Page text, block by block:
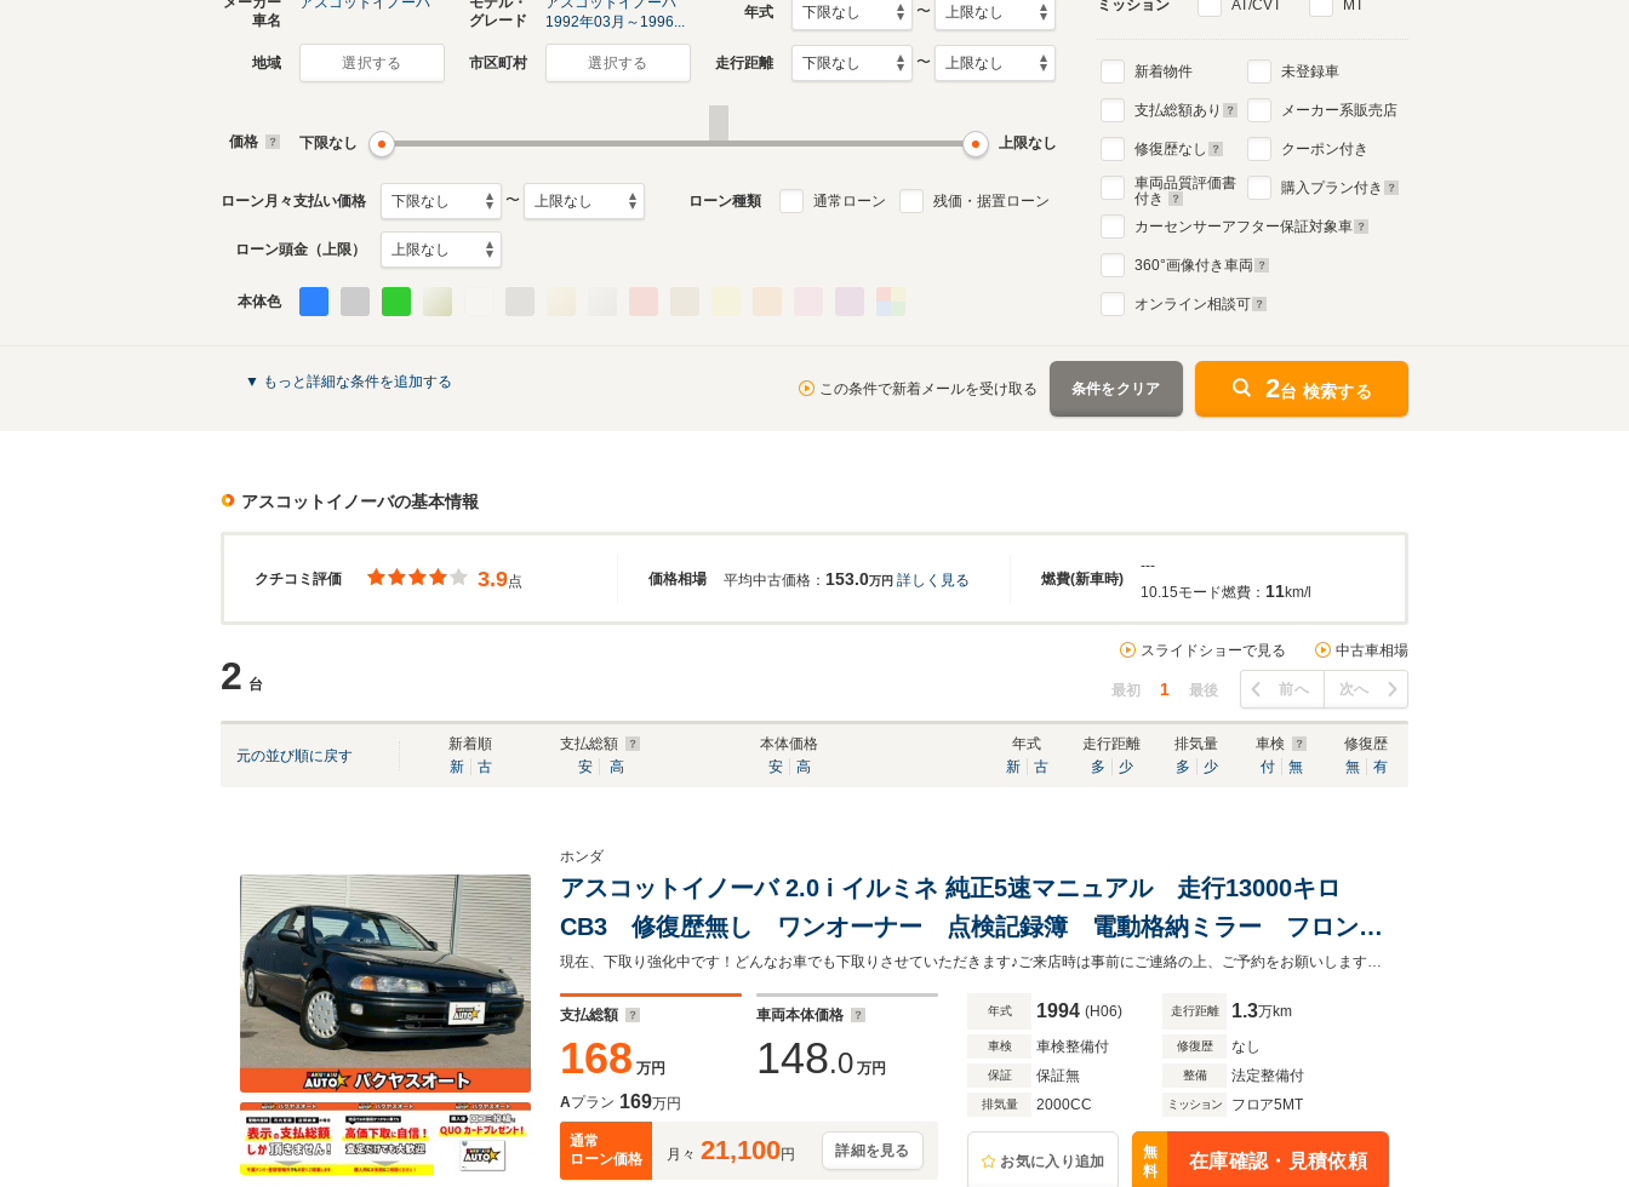
車名
グレード
1992年03月～1996...
年式 〜
地域 選択する 市区町村 選択する 走行距離 〜
価格 下限なし 上限なし
ローン月々支払い価格 〜 ローン種類 通常ローン 残価・据置ローン
ローン頭金（上限）
本体色
ミッション AT/CVT MT
新着物件
支払総額あり
修復歴なし
車両品質評価書
付き
未登録車
メーカー系販売店
クーポン付き
購入プラン付き
カーセンサーアフター保証対象車
360°画像付き車両
オンライン相談可
▼ もっと詳細な条件を追加する この条件で新着メールを受け取る 条件をクリア 2台 検索する
アスコットイノーバの基本情報
クチコミ評価 価格相場 燃費(新車時)
3.9点 平均中古価格： 153.0万円 詳しく見る
---
10.15モード燃費： 11km/l
2 台
スライドショーで見る 中古車相場
最初 1 最後 前へ 次へ
元の並び順に戻す
新着順
新
古
支払総額
安
高
本体価格
安
高
年式
新
古
走行距離
多
少
排気量
多
少
車検
付
無
修復歴
無
有
ホンダ
アスコットイノーバ 2.0 i イルミネ 純正5速マニュアル 走行13000キロ
CB3 修復歴無し ワンオーナー 点検記録簿 電動格納ミラー フロント
フォグランプ
現在、下取り強化中です！どんなお車でも下取りさせていただきます♪ご来店時は事前にご連絡の上、ご予約をお願いします。ご予約無しの場合、ご案内できない場合もございます。
支払総額
168 万円
車両本体価格
148.0 万円
Aプラン 169万円
通常
ローン価格
月々 21,100円 詳細を見る
年式 1994 (H06) 走行距離 1.3万km
車検 車検整備付 修復歴 なし
保証 保証無 整備 法定整備付
排気量 2000CC ミッション フロア5MT
お気に入り追加
無
料
在庫確認・見積依頼